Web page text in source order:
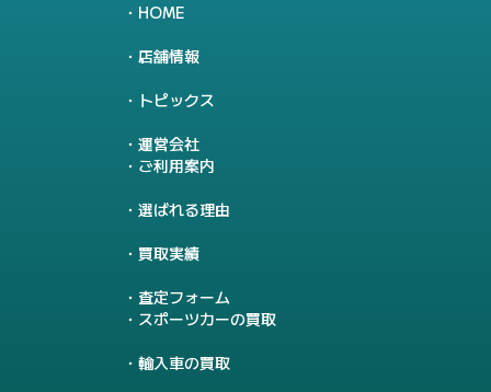
HOME
店舗情報
トピックス
運営会社
ご利用案内
選ばれる理由
買取実績
査定フォーム
スポーツカーの買取
輸入車の買取